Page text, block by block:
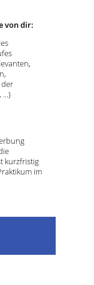
von dir:
der
kurzfristig
im